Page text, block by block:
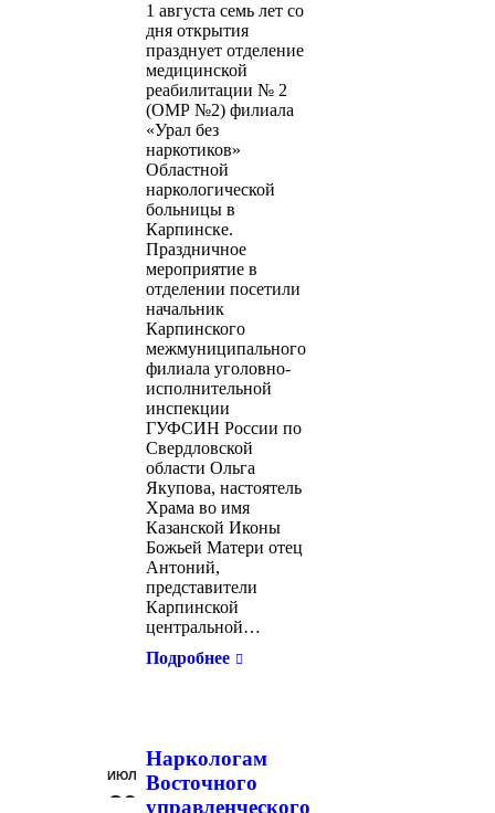
1 августа семь лет со
дня открытия
празднует отделение
медицинской
реабилитации № 2
(ОМР №2) филиала
«Урал без
наркотиков»
Областной
наркологической
больницы в
Карпинске.
Праздничное
мероприятие в
отделении посетили
начальник
Карпинского
межмуниципального
филиала уголовно-
исполнительной
инспекции
ГУФСИН России по
Свердловской
области Ольга
Якупова, настоятель
Храма во имя
Казанской Иконы
Божьей Матери отец
Антоний,
представители
Карпинской
центральной…
Подробнее
ИЮЛ
30
Наркологам
Восточного
управленческого